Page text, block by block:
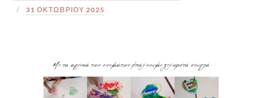
31 ΟΚΤΩΒΡΊΟΥ 2025